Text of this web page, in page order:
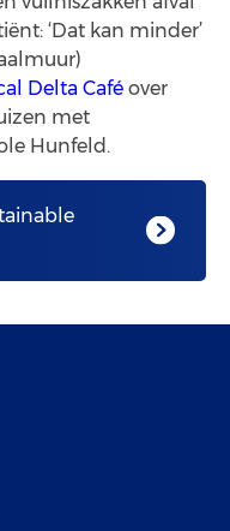
‘Dat kan minder’
Delta Café over
met
Hunfeld.